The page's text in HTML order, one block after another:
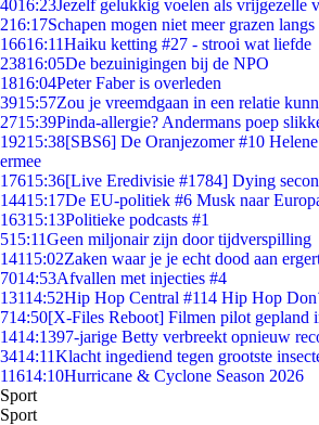
4016:23Jezelf gelukkig voelen als vrijgezelle
216:17Schapen mogen niet meer grazen
16616:11Haiku ketting #27 - strooi wat liefde
23816:05De bezuinigingen bij de NPO
1816:04Peter Faber is overleden
3915:57Zou je vreemdgaan in een relatie
2715:39Pinda-allergie? Andermans poep
19215:38[SBS6] De Oranjezomer #10
ermee
17615:36[Live Eredivisie #1784] Dying
14415:17De EU-politiek #6 Musk naar
16315:13Politieke podcasts #1
515:11Geen miljonair zijn door tijdverspilling
14115:02Zaken waar je je echt dood aan
7014:53Afvallen met injecties #4
13114:52Hip Hop Central #114 Hip Hop
714:50[X-Files Reboot] Filmen pilot gepland
1414:1397-jarige Betty verbreekt opnieuw
3414:11Klacht ingediend tegen grootste
11614:10Hurricane & Cyclone Season 2026
Sport
Sport